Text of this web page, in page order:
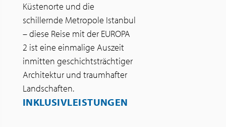
Küstenorte und die
schillernde Metropole Istanbul
– diese Reise mit der EUROPA
2 ist eine einmalige Auszeit
inmitten geschichtsträchtiger
Architektur und traumhafter
Landschaften.
INKLUSIVLEISTUNGEN